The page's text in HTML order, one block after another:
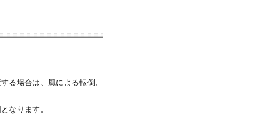
る場合は、風による転倒、
なります。